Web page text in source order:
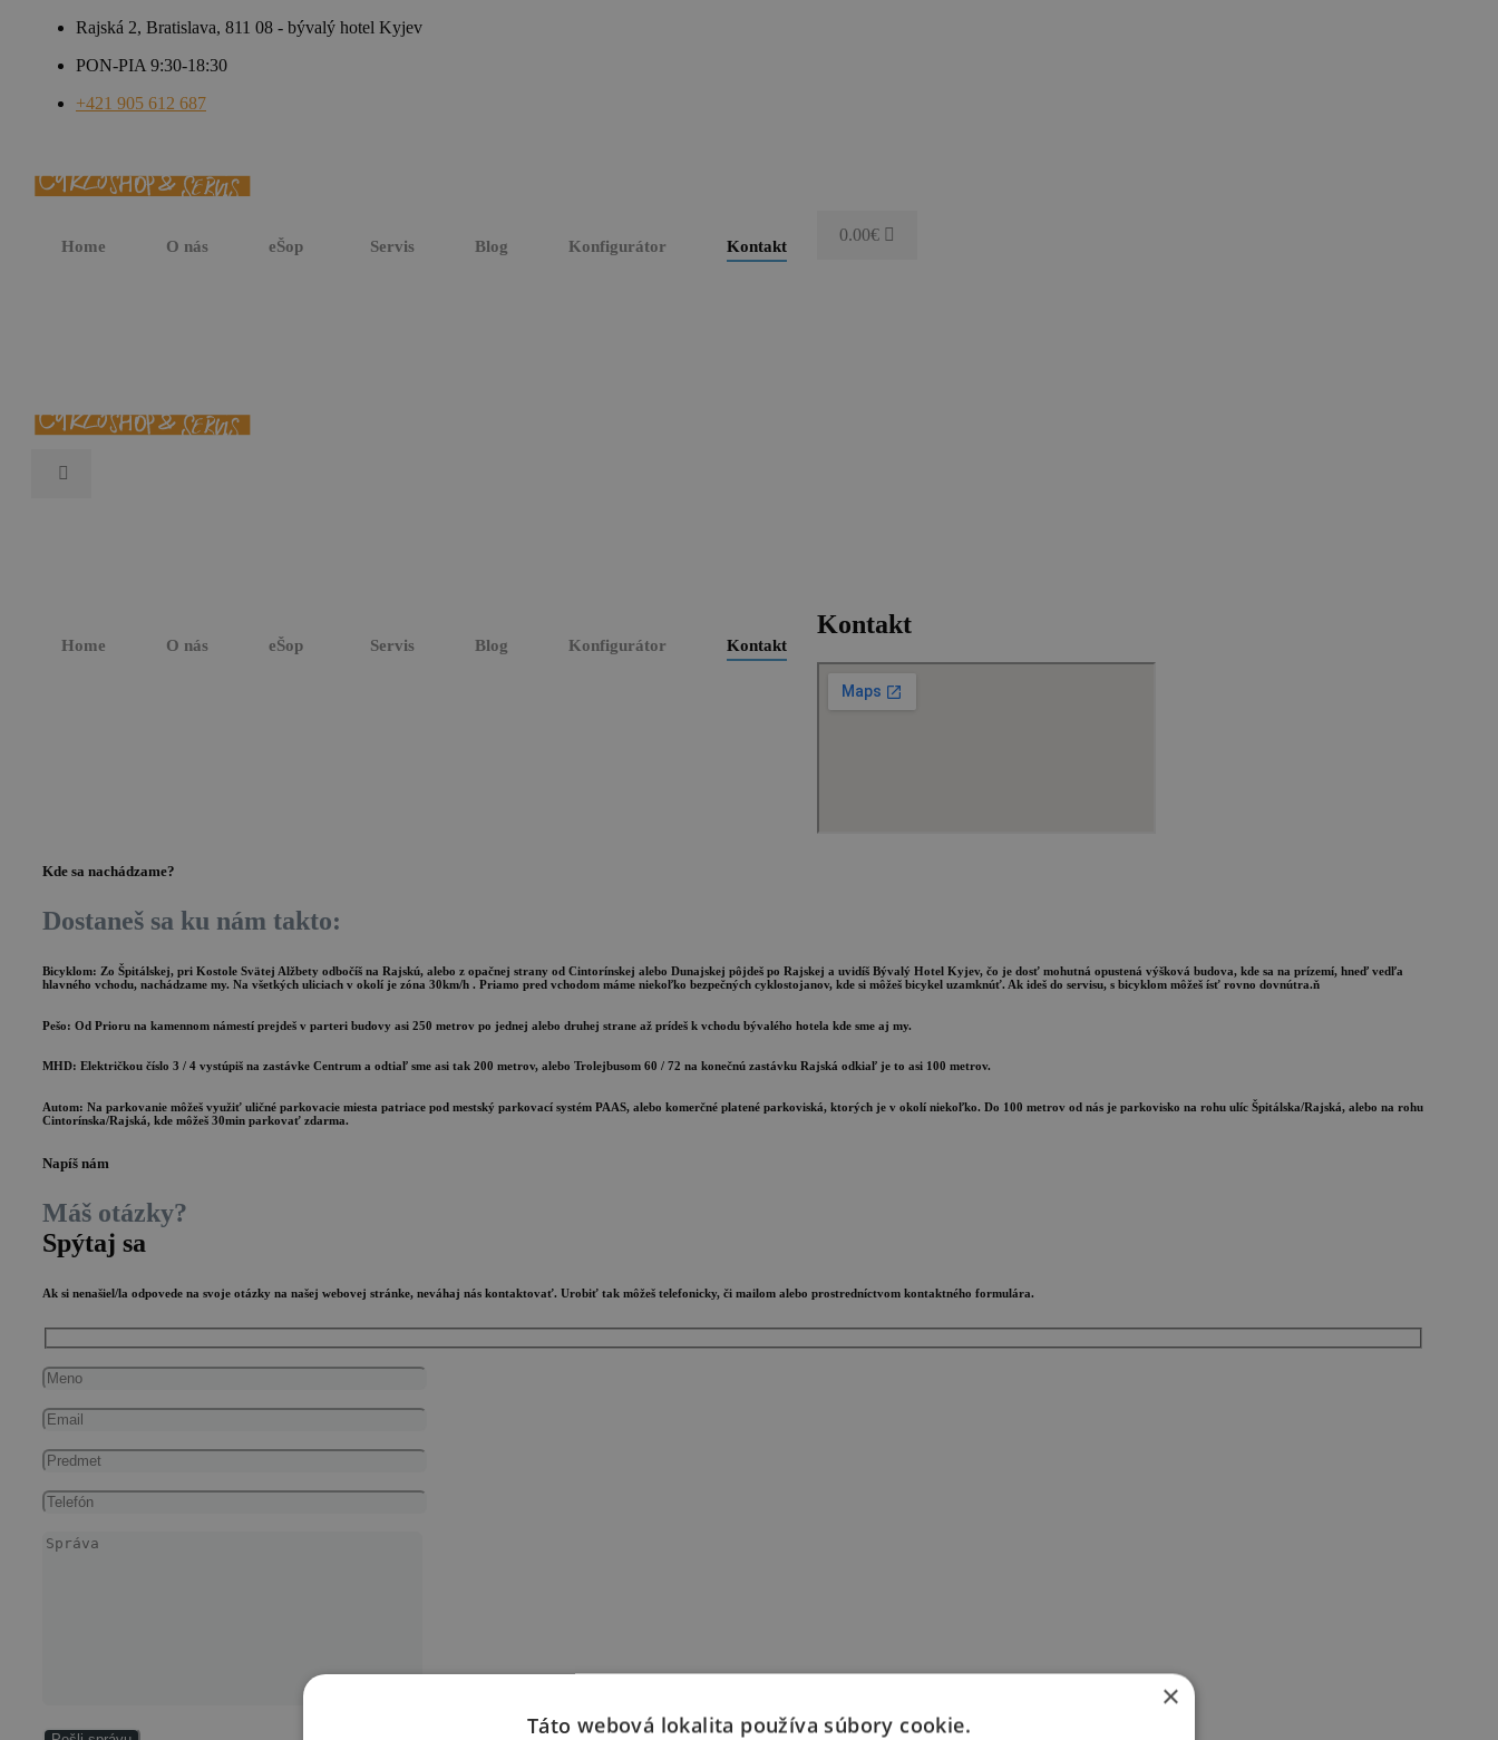
Rajská 2, Bratislava, 811 08 - bývalý hotel Kyjev
PON-PIA 9:30-18:30
+421 905 612 687
Home O nás eŠop Servis Blog Konfigurátor Kontakt
0.00€
Home O nás eŠop Servis Blog Konfigurátor Kontakt
Kontakt
Kde sa nachádzame?
Dostaneš sa ku nám takto:
Bicyklom: Zo Špitálskej, pri Kostole Svätej Alžbety odbočíš na Rajskú, alebo z opačnej strany od Cintorínskej alebo Dunajskej pôjdeš po Rajskej a uvidíš Bývalý Hotel Kyjev, čo je dosť mohutná opustená výšková budova, kde sa na prízemí, hneď vedľa
hlavného vchodu, nachádzame my. Na všetkých uliciach v okolí je zóna 30km/h . Priamo pred vchodom máme niekoľko bezpečných cyklostojanov, kde si môžeš bicykel uzamknúť. Ak ideš do servisu, s bicyklom môžeš ísť rovno dovnútra.ň
Pešo: Od Prioru na kamennom námestí prejdeš v parteri budovy asi 250 metrov po jednej alebo druhej strane až prídeš k vchodu bývalého hotela kde sme aj my.
MHD: Električkou číslo 3 / 4 vystúpiš na zastávke Centrum a odtiaľ sme asi tak 200 metrov, alebo Trolejbusom 60 / 72 na konečnú zastávku Rajská odkiaľ je to asi 100 metrov.
Autom: Na parkovanie môžeš využiť uličné parkovacie miesta patriace pod mestský parkovací systém PAAS, alebo komerčné platené parkoviská, ktorých je v okolí niekoľko. Do 100 metrov od nás je parkovisko na rohu ulíc Špitálska/Rajská, alebo na rohu
Cintorínska/Rajská, kde môžeš 30min parkovať zdarma.
Napíš nám
Máš otázky?
Spýtaj sa
Ak si nenašiel/la odpovede na svoje otázky na našej webovej stránke, neváhaj nás kontaktovať. Urobiť tak môžeš telefonicky, či mailom alebo prostredníctvom kontaktného formulára.
×
Táto webová lokalita používa súbory cookie.